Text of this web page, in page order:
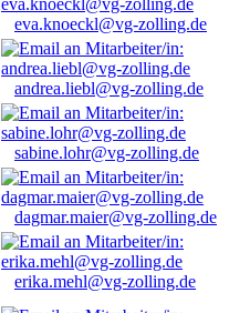
eva.knoeckl@vg-zolling.de
andrea.liebl@vg-zolling.de
sabine.lohr@vg-zolling.de
dagmar.maier@vg-zolling.de
erika.mehl@vg-zolling.de